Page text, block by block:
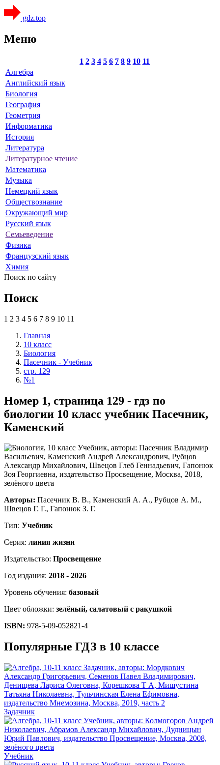
gdz.top
Меню
1 2 3 4 5 6 7 8 9 10 11
Алгебра
Английский язык
Биология
География
Геометрия
Информатика
История
Литература
Литературное чтение
Математика
Музыка
Немецкий язык
Обществознание
Окружающий мир
Русский язык
Семьеведение
Физика
Французский язык
Химия
Поиск по сайту
Поиск
1 2 3 4 5 6 7 8 9 10 11
Главная
10 класс
Биология
Пасечник - Учебник
стр. 129
№1
Номер 1, страница 129 - гдз по
биологии 10 класс учебник Пасечник,
Каменский
Авторы: Пасечник В. В., Каменский А. А., Рубцов А. М.,
Швецов Г. Г., Гапонюк З. Г.
Тип: Учебник
Серия: линия жизни
Издательство: Просвещение
Год издания: 2018 - 2026
Уровень обучения: базовый
Цвет обложки: зелёный, салатовый с ракушкой
ISBN: 978-5-09-052821-4
Популярные ГДЗ в 10 классе
Задачник
Учебник